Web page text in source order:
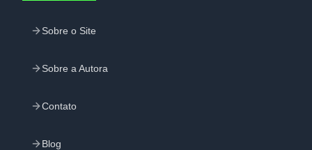
Sobre o Site
Sobre a Autora
Contato
Blog